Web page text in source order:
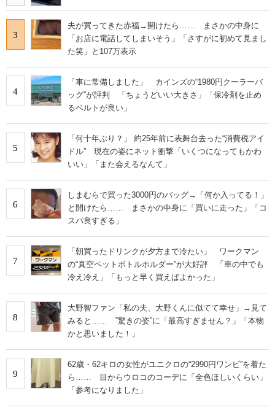
3
夫が買ってきた赤福→開けたら…… まさかの中身に
「お店に電話してしまいそう」「さすがに初めて見まし
た笑」と107万表示
4
「車に常備しました」 カインズの“1980円クーラーバ
ッグ”が評判 「ちょうどいい大きさ」「保冷剤を止め
るベルトが良い」
5
「何十年ぶり？」 約25年前に表舞台去った“消費税アイ
ドル” 現在の姿にネット衝撃「いくつになってもかわ
いい」「また会えるなんて」
6
しまむらで買った3000円のバッグ→「何か入ってる！」
と開けたら…… まさかの中身に「買いに走った」「コ
スパ良すぎる」
7
「朝買ったドリンクが夕方まで冷たい」 ワークマン
の“真空ペットボトルホルダー”が大好評 「車の中でも
冷え冷え」「もっと早く買えばよかった」
8
大野智ファン「私の夫、大野くんに似てて幸せ」→見て
みると…… ‟驚きの姿”に「最高すぎません？」「本物
かと思いました！」
9
62歳・62キロの女性がユニクロの“2990円ワンピ”を着た
ら…… 目からウロコのコーデに「全色ほしいくらい」
「参考になりました」